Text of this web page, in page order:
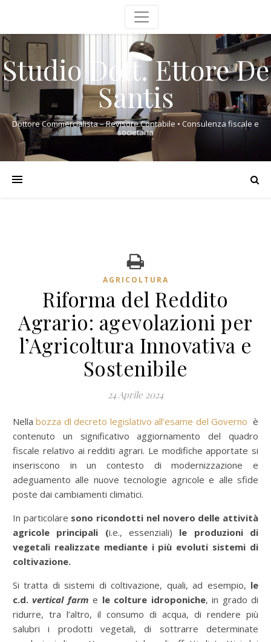
Studio Dott. Ettore De
Santis
Dottore Commercialista – Revisore Contabile • Consulenza fiscale e
societaria
AGRICOLTURA
Riforma del Reddito
Agrario: agevolazioni per
l’Agricoltura Innovativa e
Sostenibile
24 Aprile 2024
Nellabozza dl decreto legislativo all’esame del Governo è
contenuto un significativo aggiornamento del quadro
fiscale relativo ai redditi agrari. Le modifiche apportate si
inseriscono in un contesto di modernizzazione e
adeguamento alle nuove tecnologie agricole e alle sfide
poste dai cambiamenti climatici.
In particolare sono ricondotti nel novero delle attività
agricole principali (i.e., essenziali) le produzioni di
vegetali realizzate mediante i più evoluti sistemi di
coltivazione.
Si tratta di sistemi di coltivazione, quali, ad esempio, le
c.d.vertical farm e le colture idroponiche, in grado di
ridurre, tra l’altro, il consumo di acqua, di rendere più
salubri i prodotti vegetali, di sottrarre determinate